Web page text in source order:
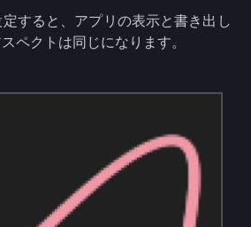
すると、アプリの表示と書き出し
ペクトは同じになります。